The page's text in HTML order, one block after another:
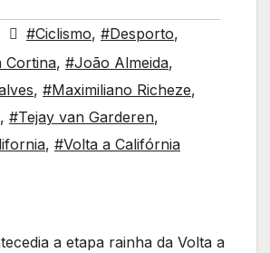
#Ciclismo, #Desporto,
Cortina, #João Almeida,
, #Maximiliano Richeze,
, #Tejay van Garderen,
, #Volta a Califórnia
a etapa rainha da Volta a